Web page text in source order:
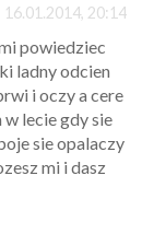
16.01.2014, 20:14
powiedziec
ladny odcien
i oczy a cere
lecie gdy sie
sie opalaczy
mi i dasz